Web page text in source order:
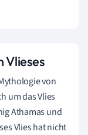
Vlieses
von
um das Vlies
Athamas und
Vlies hat nicht